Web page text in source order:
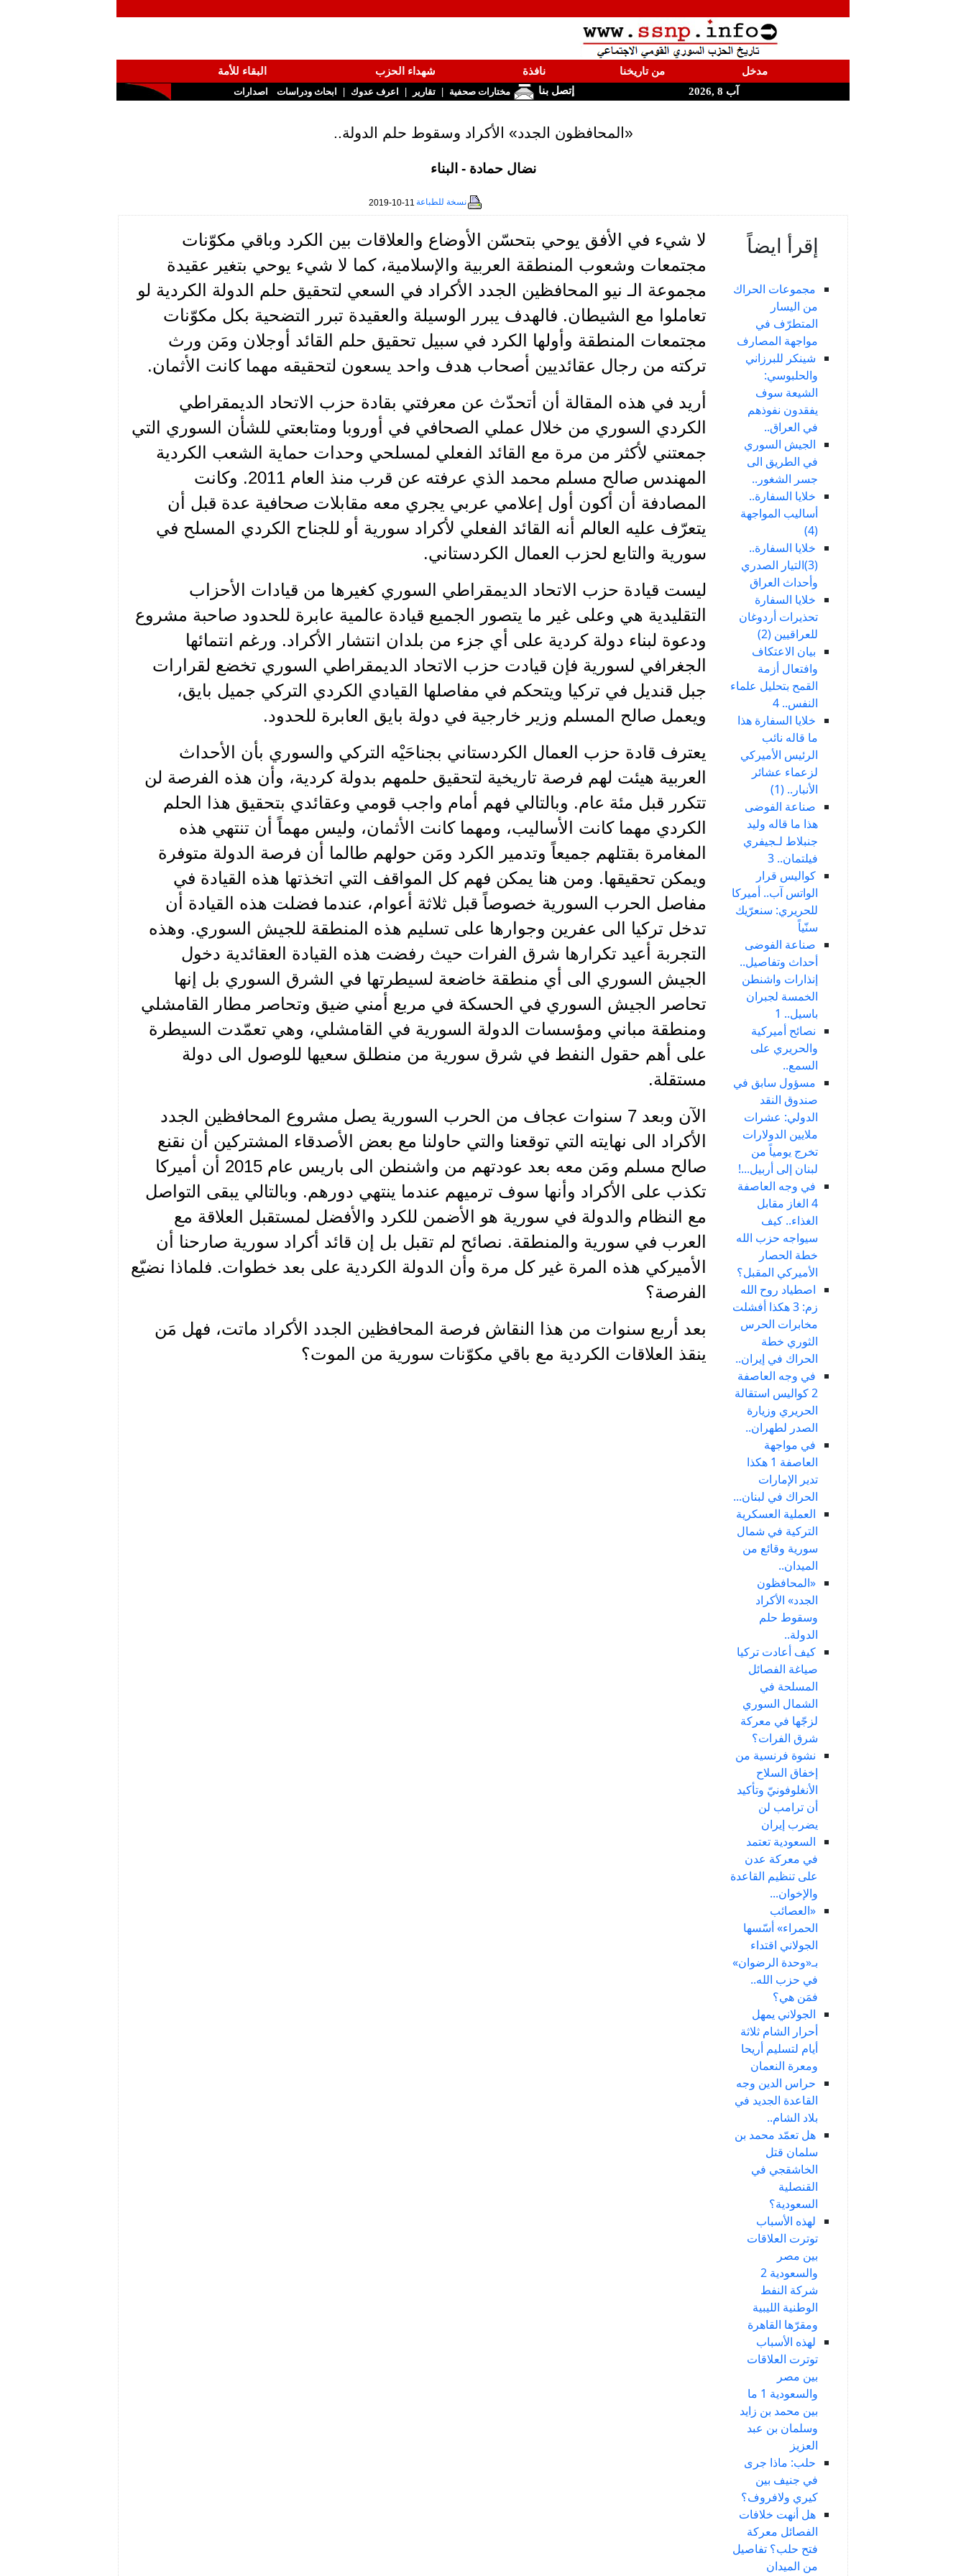
مدخل من تاريخنا نافذة شهداء الحزب
البقاء للأمة
آب 8 ,2026
إتصل بنا مختارات صحفية | تقارير | اعرف عدوك | ابحاث ودراسات اصدارات
«المحافظون الجدد» الأكراد وسقوط حلم الدولة..
نضال حمادة - البناء
نسخة للطباعة 2019-10-11
إقرأ ايضاً
مجموعات الحراك
من اليسار
المتطرّف في
مواجهة المصارف
شينكر للبرزاني
والحلبوسي:
الشيعة سوف
يفقدون نفوذهم
في العراق..
الجيش السوري
في الطريق الى
جسر الشغور..
خلايا السفارة..
أساليب المواجهة
(4)
خلايا السفارة..
(3)التيار الصدري
وأحداث العراق
خلايا السفارة
تحذيرات أردوغان
للعراقيين (2)
بيان الاعتكاف
وافتعال أزمة
القمح بتحليل علماء
النفس.. 4
خلايا السفارة هذا
ما قاله نائب
الرئيس الأميركي
لزعماء عشائر
الأنبار.. (1)
صناعة الفوضى
هذا ما قاله وليد
جنبلاط لـجيفري
فيلتمان.. 3
كواليس قرار
الواتس آب.. أميركا
للحريري: سنعرّيك
سنّياً
صناعة الفوضى
أحداث وتفاصيل..
إنذارات واشنطن
الخمسة لجبران
باسيل.. 1
نصائح أميركية
والحريري على
السمع..
مسؤول سابق في
صندوق النقد
الدولي: عشرات
ملايين الدولارات
تخرج يومياً من
لبنان إلى أربيل...!
في وجه العاصفة
4 الغاز مقابل
الغذاء.. كيف
سيواجه حزب الله
خطة الحصار
الأميركي المقبل؟
اصطياد روح الله
زم: 3 هكذا أفشلت
مخابرات الحرس
الثوري خطة
الحراك في إيران..
في وجه العاصفة
2 كواليس استقالة
الحريري وزيارة
الصدر لطهران..
في مواجهة
العاصفة 1 هكذا
تدير الإمارات
الحراك في لبنان...
العملية العسكرية
التركية في شمال
سورية وقائع من
الميدان..
«المحافظون
الجدد» الأكراد
وسقوط حلم
الدولة..
كيف أعادت تركيا
صياغة الفصائل
المسلحة في
الشمال السوري
لزجّها في معركة
شرق الفرات؟
نشوة فرنسية من
إخفاق السلاح
الأنغلوفونيّ وتأكيد
أن ترامب لن
يضرب إيران
السعودية تعتمد
في معركة عدن
على تنظيم القاعدة
والإخوان...
«العصائب
الحمراء» أسّسها
الجولاني اقتداء
بـ«وحدة الرضوان»
في حزب الله..
فمَن هي؟
الجولاني يمهل
أحرار الشام ثلاثة
أيام لتسليم أريحا
ومعرة النعمان
حراس الدين وجه
القاعدة الجديد في
بلاد الشام..
هل تعمّد محمد بن
سلمان قتل
الخاشقجي في
القنصلية
السعودية؟
لهذه الأسباب
توترت العلاقات
بين مصر
والسعودية 2
شركة النفط
الوطنية الليبية
ومقرّها القاهرة
لهذه الأسباب
توترت العلاقات
بين مصر
والسعودية 1 ما
بين محمد بن زايد
وسلمان بن عبد
العزيز
حلب: ماذا جرى
في جنيف بين
كيري ولافروف؟
هل أنهت خلافات
الفصائل معركة
فتح حلب؟ تفاصيل
من الميدان
لا شيء في الأفق يوحي بتحسّن الأوضاع والعلاقات بين الكرد وباقي مكوّنات
مجتمعات وشعوب المنطقة العربية والإسلامية، كما لا شيء يوحي بتغير عقيدة
مجموعة الـ نيو المحافظين الجدد الأكراد في السعي لتحقيق حلم الدولة الكردية لو
تعاملوا مع الشيطان. فالهدف يبرر الوسيلة والعقيدة تبرر التضحية بكل مكوّنات
مجتمعات المنطقة وأولها الكرد في سبيل تحقيق حلم القائد أوجلان ومَن ورث
تركته من رجال عقائديين أصحاب هدف واحد يسعون لتحقيقه مهما كانت الأثمان.
أريد في هذه المقالة أن أتحدّث عن معرفتي بقادة حزب الاتحاد الديمقراطي
الكردي السوري من خلال عملي الصحافي في أوروبا ومتابعتي للشأن السوري التي
جمعتني لأكثر من مرة مع القائد الفعلي لمسلحي وحدات حماية الشعب الكردية
المهندس صالح مسلم محمد الذي عرفته عن قرب منذ العام 2011. وكانت
المصادفة أن أكون أول إعلامي عربي يجري معه مقابلات صحافية عدة قبل أن
يتعرّف عليه العالم أنه القائد الفعلي لأكراد سورية أو للجناح الكردي المسلح في
سورية والتابع لحزب العمال الكردستاني.
ليست قيادة حزب الاتحاد الديمقراطي السوري كغيرها من قيادات الأحزاب
التقليدية هي وعلى غير ما يتصور الجميع قيادة عالمية عابرة للحدود صاحبة مشروع
ودعوة لبناء دولة كردية على أي جزء من بلدان انتشار الأكراد. ورغم انتمائها
الجغرافي لسورية فإن قيادت حزب الاتحاد الديمقراطي السوري تخضع لقرارات
جبل قنديل في تركيا ويتحكم في مفاصلها القيادي الكردي التركي جميل بايق،
ويعمل صالح المسلم وزير خارجية في دولة بايق العابرة للحدود.
يعترف قادة حزب العمال الكردستاني بجناحَيْه التركي والسوري بأن الأحداث
العربية هيئت لهم فرصة تاريخية لتحقيق حلمهم بدولة كردية، وأن هذه الفرصة لن
تتكرر قبل مئة عام. وبالتالي فهم أمام واجب قومي وعقائدي بتحقيق هذا الحلم
الكردي مهما كانت الأساليب، ومهما كانت الأثمان، وليس مهماً أن تنتهي هذه
المغامرة بقتلهم جميعاً وتدمير الكرد ومَن حولهم طالما أن فرصة الدولة متوفرة
ويمكن تحقيقها. ومن هنا يمكن فهم كل المواقف التي اتخذتها هذه القيادة في
مفاصل الحرب السورية خصوصاً قبل ثلاثة أعوام، عندما فضلت هذه القيادة أن
تدخل تركيا الى عفرين وجوارها على تسليم هذه المنطقة للجيش السوري. وهذه
التجربة أعيد تكرارها شرق الفرات حيث رفضت هذه القيادة العقائدية دخول
الجيش السوري الى أي منطقة خاضعة لسيطرتها في الشرق السوري بل إنها
تحاصر الجيش السوري في الحسكة في مربع أمني ضيق وتحاصر مطار القامشلي
ومنطقة مباني ومؤسسات الدولة السورية في القامشلي، وهي تعمّدت السيطرة
على أهم حقول النفط في شرق سورية من منطلق سعيها للوصول الى دولة
مستقلة.
الآن وبعد 7 سنوات عجاف من الحرب السورية يصل مشروع المحافظين الجدد
الأكراد الى نهايته التي توقعنا والتي حاولنا مع بعض الأصدقاء المشتركين أن نقنع
صالح مسلم ومَن معه بعد عودتهم من واشنطن الى باريس عام 2015 أن أميركا
تكذب على الأكراد وأنها سوف ترميهم عندما ينتهي دورهم. وبالتالي يبقى التواصل
مع النظام والدولة في سورية هو الأضمن للكرد والأفضل لمستقبل العلاقة مع
العرب في سورية والمنطقة. نصائح لم تقبل بل إن قائد أكراد سورية صارحنا أن
الأميركي هذه المرة غير كل مرة وأن الدولة الكردية على بعد خطوات. فلماذا نضيّع
الفرصة؟
بعد أربع سنوات من هذا النقاش فرصة المحافظين الجدد الأكراد ماتت، فهل مَن
ينقذ العلاقات الكردية مع باقي مكوّنات سورية من الموت؟